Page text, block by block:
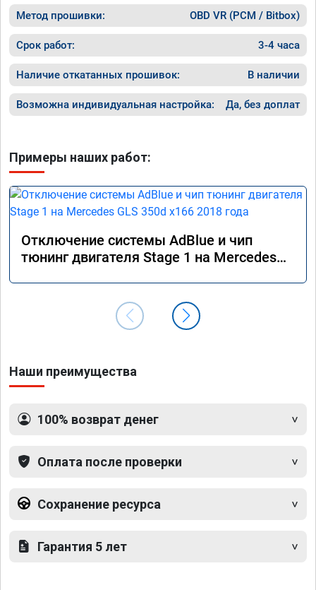
Метод прошивки: OBD VR (PCM / Bitbox)
Срок работ: 3-4 часа
Наличие откатанных прошивок: В наличии
Возможна индивидуальная настройка: Да, без доплат
Примеры наших работ:
Отключение системы AdBlue и чип
тюнинг двигателя Stage 1 на Mercedes
Наши преимущества
100% возврат денег
Оплата после проверки
Сохранение ресурса
Гарантия 5 лет